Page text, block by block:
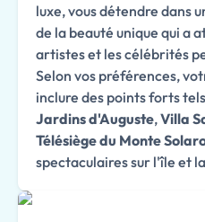
luxe, vous détendre dans
de la beauté unique qui a
artistes et les célébrités
Selon vos préférences,
inclure des points forts
Jardins d'Auguste,Villa
Télésiège du Monte
spectaculaires sur l'île et